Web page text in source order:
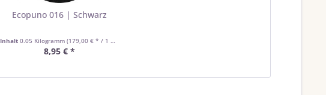
Ecopuno 016 | Schwarz
Inhalt 0.05 Kilogramm (179,00 € * / 1 Kilogramm)
8,95 € *